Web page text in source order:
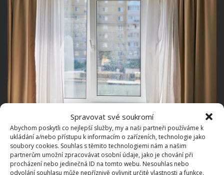
Spravovat své soukromí
Abychom poskytli co nejlepší služby, my a naši partneři používáme k
ukládání a/nebo přístupu k informacím o zařízeních, technologie jako
soubory cookies. Souhlas s těmito technologiemi nám a našim
partnerům umožní zpracovávat osobní údaje, jako je chování při
procházení nebo jedinečná ID na tomto webu. Nesouhlas nebo
odvolání souhlasu může nepříznivě ovlivnit určité vlastnosti a funkce.
S tečkou a bez tečky
U přepínače se šestihranným otvorem s tečkou
zkontrolujte polohu. Značka dole ukazuje na letní